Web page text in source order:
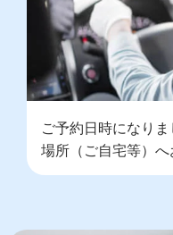
ご予約日時になり
場所（ご自宅等）へ